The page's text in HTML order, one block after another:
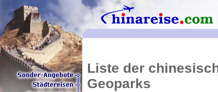
Liste der
Geoparks